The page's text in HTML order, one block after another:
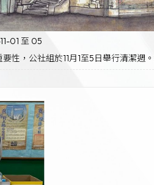
01 至 05
性，公社組於11月1至5日舉行清潔